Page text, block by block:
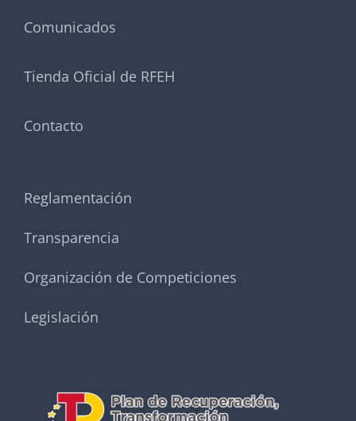
Comunicados
Tienda Oficial de RFEH
Contacto
Reglamentación
Transparencia
Organización de Competiciones
Legislación